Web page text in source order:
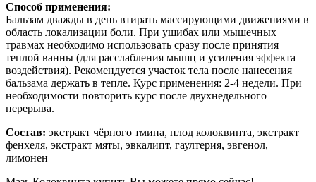
Способ применения:
Бальзам дважды в день втирать массирующими движениями в
область локализации боли. При ушибах или мышечных
травмах необходимо использовать сразу после принятия
теплой ванны (для расслабления мышц и усиления эффекта
воздействия). Рекомендуется участок тела после нанесения
бальзама держать в тепле. Курс применения: 2-4 недели. При
необходимости повторить курс после двухнедельного
перерыва.
Состав: экстракт чёрного тмина, плод колоквинта, экстракт
фенхеля, экстракт мяты, эвкалипт, гаултерия, эвгенол,
лимонен